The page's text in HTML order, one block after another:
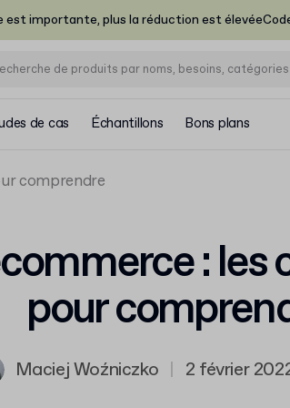
est importante, plus la réduction est élevée
de cas Échantillons Bons plans
comprendre
: les
pour
Maciej Woźniczko | 2 février